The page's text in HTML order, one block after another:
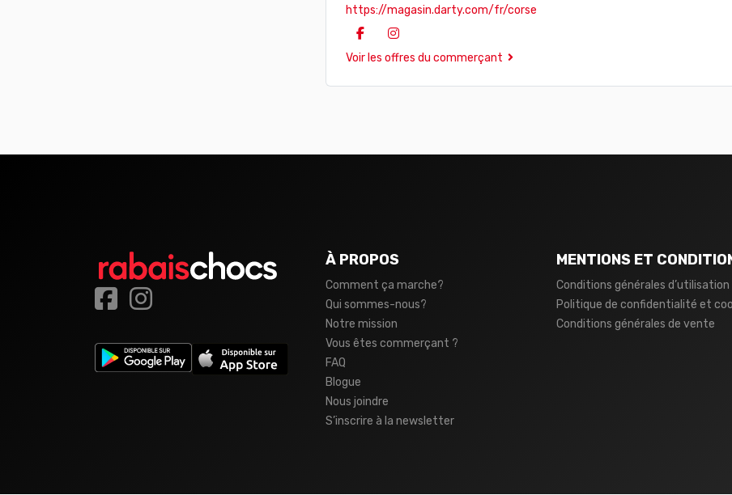
https://magasin.darty.com/fr/corse
Voir les offres du commerçant
À PROPOS
Comment ça marche?
Qui sommes-nous?
Notre mission
Vous êtes commerçant ?
FAQ
Blogue
Nous joindre
S’inscrire à la newsletter
MENTIONS ET
Conditions générales d’utilisation
Politique de confidentialité et
Conditions générales de vente